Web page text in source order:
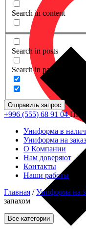
Search in content
Search in posts
Search in pages
Отправить запрос
+996 (555) 68 91 04ПН -
Униформа в
Униформа на заказ
О Компании
Нам доверяют
Контакты
Наши работы
Главная /Униформа на
запахом
Все категории